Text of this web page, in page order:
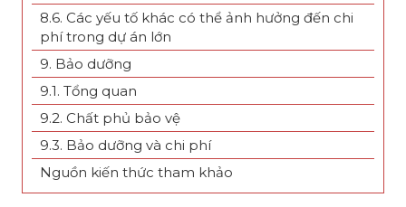
8.6. Các yếu tố khác có thể ảnh hưởng đến chi
phí trong dự án lớn
9. Bảo dưỡng
9.1. Tổng quan
9.2. Chất phủ bảo vệ
9.3. Bảo dưỡng và chi phí
Nguồn kiến thức tham khảo